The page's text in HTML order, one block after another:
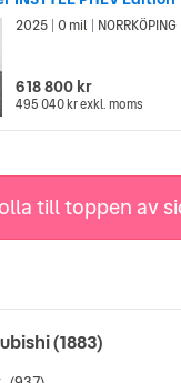
2025 0 mil NORRKÖPING
618 800 kr
495 040 krexkl. moms
till toppen av
(1883)